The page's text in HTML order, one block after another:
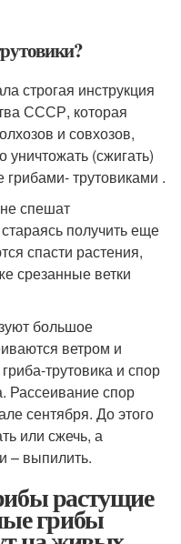
строгая инструкция
СССР, которая
и совхозов,
(сжигать)
трутовиками .
спешат
получить еще
спасти растения,
срезанные ветки
большое
ветром и
трутовика и спор
Рассеивание спор
сентября. До этого
или сжечь, а
– выпилить.
растущие
грибы